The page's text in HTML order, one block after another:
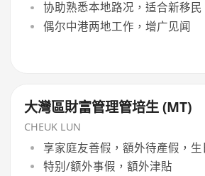
协助熟悉本地路况，适合新移民
偶尔中港两地工作，增广见闻
大灣區財富管理管培生 (MT)
CHEUK LUN
享家庭友善假，額外待產假，生
特别/额外事假，額外津貼